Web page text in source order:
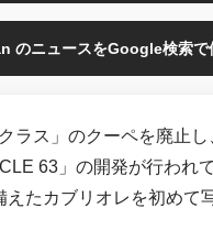
のニュースをGoogle検索で
ラス」のクーペを廃止
63」の開発が行われ
たカブリオレを初めて